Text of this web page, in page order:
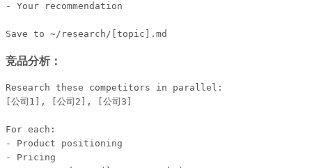
- Your recommendation
竞品分析：
Research these competitors in parallel:
[公司1], [公司2], [公司3]
For each:
- Product positioning
- Pricing